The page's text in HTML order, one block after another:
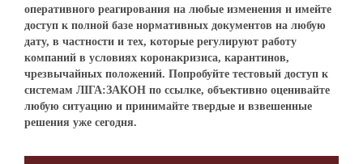
оперативного реагирования на любые изменения и имейте
доступ к полной базе нормативных документов на любую
дату, в частности и тех, которые регулируют работу
компаний в условиях коронакризиса, карантинов,
чрезвычайных положений. Попробуйте тестовый доступ к
системам ЛІГА:ЗАКОН по ссылке, объективно оценивайте
любую ситуацию и принимайте твердые и взвешенные
решения уже сегодня.